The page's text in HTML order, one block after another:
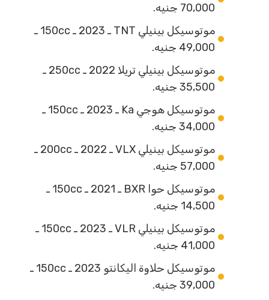
70,000 جنيه.
موتوسيكل بينيلي TNT ـ 2023 ـ 150cc ـ
49,000 جنيه.
موتوسيكل بينيلي تريلا 2022 ـ 250cc ـ
35,500 جنيه.
موتوسيكل هوجي Ka ـ 2023 ـ 150cc ـ
34,000 جنيه.
موتوسيكل بينيلي VLX ـ 2022 ـ 200cc ـ
57,000 جنيه.
موتوسيكل حوا BXR ـ 2021 ـ 150cc ـ
14,500 جنيه.
موتوسيكل بينيلي VLR ـ 2023 ـ 150cc ـ
41,000 جنيه.
موتوسيكل حلاوة اليكانتو 2023 ـ 150cc ـ
39,000 جنيه.